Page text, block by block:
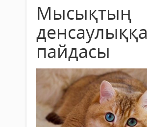
Мысықтың
денсаулыққа
пайдасы